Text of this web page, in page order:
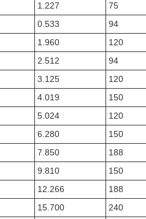
1.227 75
0.533 94
1.960 120
2.512 94
3.125 120
4.019 150
5.024 120
6.280 150
7.850 188
9.810 150
12.266 188
15.700 240